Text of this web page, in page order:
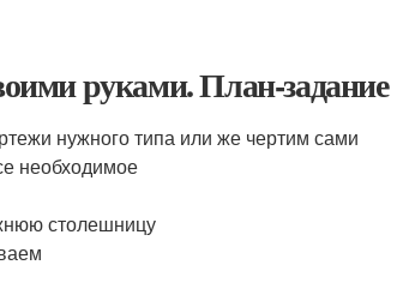
руками. План-задание
нужного типа или же чертим сами
необходимое
столешницу